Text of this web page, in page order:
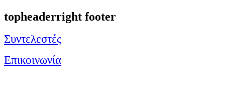
topheaderright footer
Συντελεστές
Επικοινωνία